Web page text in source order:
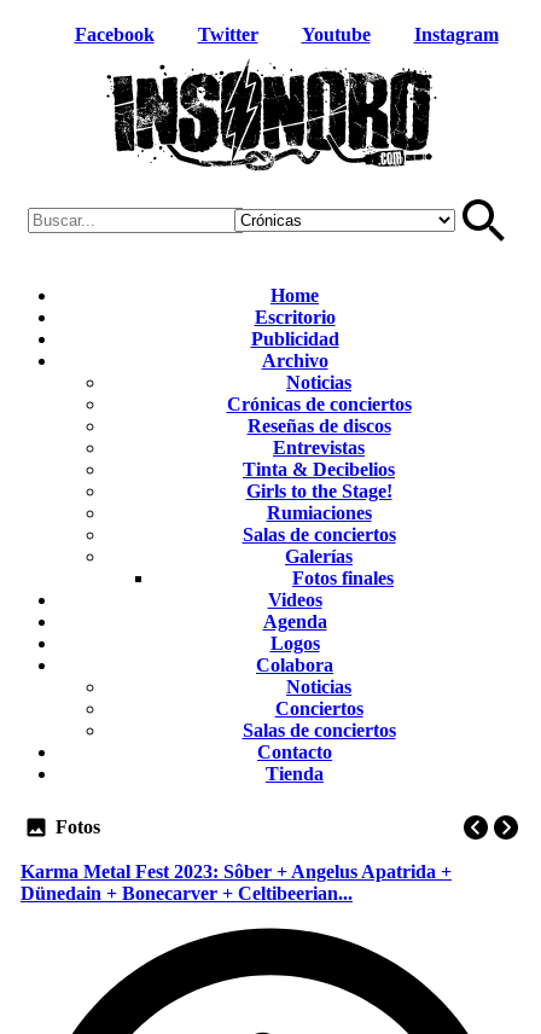
Facebook Twitter Youtube Instagram
Home
Escritorio
Publicidad
Archivo
Noticias
Crónicas de conciertos
Reseñas de discos
Entrevistas
Tinta & Decibelios
Girls to the Stage!
Rumiaciones
Salas de conciertos
Galerías
Fotos finales
Videos
Agenda
Logos
Colabora
Noticias
Conciertos
Salas de conciertos
Contacto
Tienda
Fotos
Karma Metal Fest 2023: Sôber + Angelus Apatrida +
Dünedain + Bonecarver + Celtibeerian...